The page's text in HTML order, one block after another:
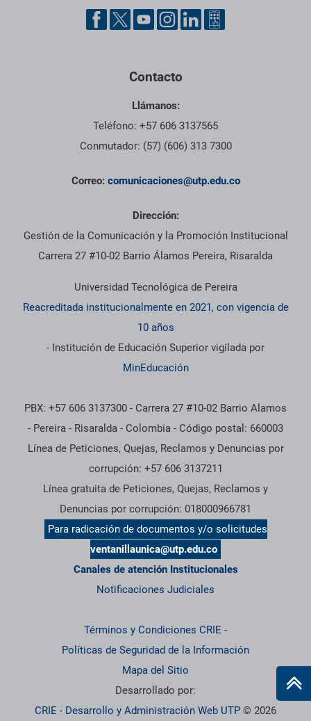
Contacto
Llámanos:
Teléfono: +57 606 3137565
Conmutador: (57) (606) 313 7300
Correo: comunicaciones@utp.edu.co
Dirección:
Gestión de la Comunicación y la Promoción Institucional
Carrera 27 #10-02 Barrio Álamos Pereira, Risaralda
Universidad Tecnológica de Pereira
Reacreditada institucionalmente en 2021, con vigencia de
10 años
- Institución de Educación Superior vigilada por
MinEducación
PBX: +57 606 3137300 - Carrera 27 #10-02 Barrio Alamos
- Pereira - Risaralda - Colombia - Código postal: 660003
Línea de Peticiones, Quejas, Reclamos y Denuncias por
corrupción: +57 606 3137211
Línea gratuita de Peticiones, Quejas, Reclamos y
Denuncias por corrupción: 018000966781
Para radicación de documentos y/o solicitudes
ventanillaunica@utp.edu.co
Canales de atención Institucionales
Notificaciones Judiciales
Términos y Condiciones CRIE -
Políticas de Seguridad de la Información
Mapa del Sitio
Desarrollado por:
CRIE - Desarrollo y Administración Web UTP © 2026